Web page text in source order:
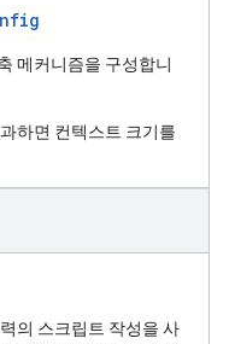
메커니즘을 구성합니
하면 컨텍스트 크기를
의 스크립트 작성을 사